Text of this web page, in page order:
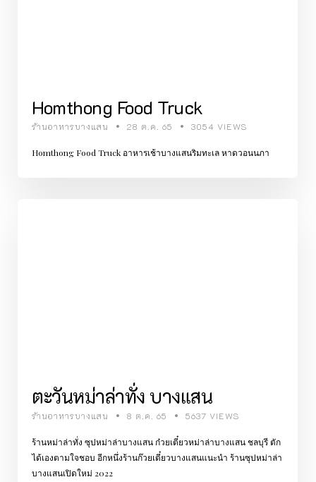
Homthong Food Truck
28 ต.ค. 65
ร้านอาหารบางแสน 3054 VIEWS
Homthong Food Truck อาหารเช้าบางแสนริมทะเล หาดวอนนภา
ตะวันหม่าล่าทั่ง บางแสน
8 ต.ค. 65
ร้านอาหารบางแสน 5637 VIEWS
ร้านหม่าล่าทั่ง ซุปหม่าล่าบางแสน ก๋วยเตี๋ยวหม่าล่าบางแสน ชลบุรี ตัก
ได้เองตามใจชอบ อีกหนึ่งร้านก๊วยเตี๋ยวบางแสนแนะนำ ร้านซุปหม่าล่า
บางแสนเปิดใหม่ 2022